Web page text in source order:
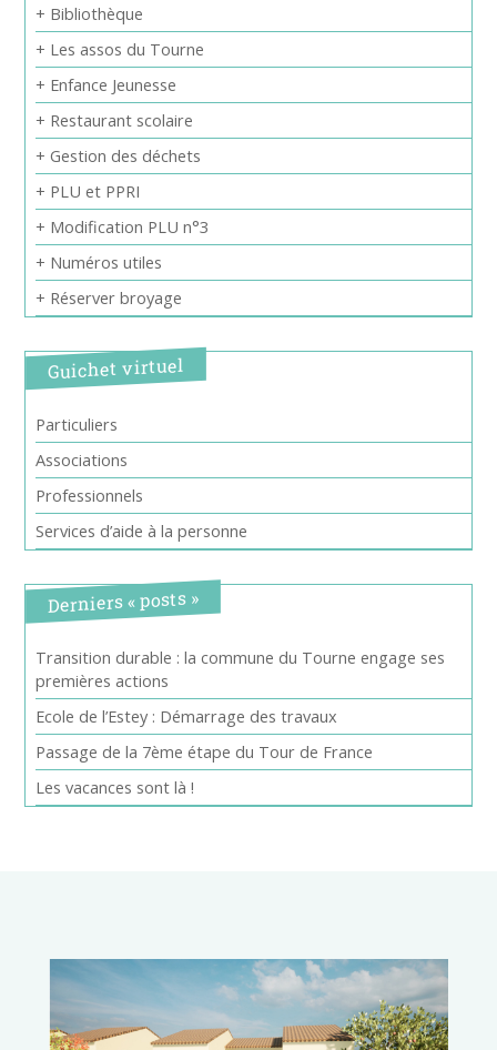
+ Bibliothèque
+ Les assos du Tourne
+ Enfance Jeunesse
+ Restaurant scolaire
+ Gestion des déchets
+ PLU et PPRI
+ Modification PLU n°3
+ Numéros utiles
+ Réserver broyage
Guichet virtuel
Particuliers
Associations
Professionnels
Services d’aide à la personne
Derniers « posts »
Transition durable : la commune du Tourne engage ses
premières actions
Ecole de l’Estey : Démarrage des travaux
Passage de la 7ème étape du Tour de France
Les vacances sont là !